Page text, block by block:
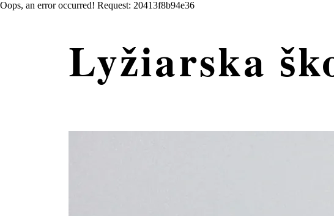
Oops, an error occurred! Request: 20413f8b94e36
Lyžiarska